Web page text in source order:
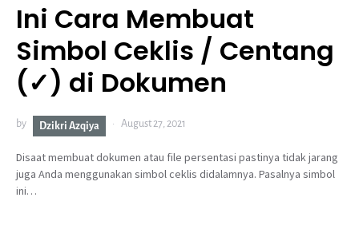
Ini Cara Membuat
Simbol Ceklis / Centang
(✓) di Dokumen
by Dzikri Azqiya August 27, 2021
Disaat membuat dokumen atau file persentasi pastinya tidak jarang
juga Anda menggunakan simbol ceklis didalamnya. Pasalnya simbol
ini…